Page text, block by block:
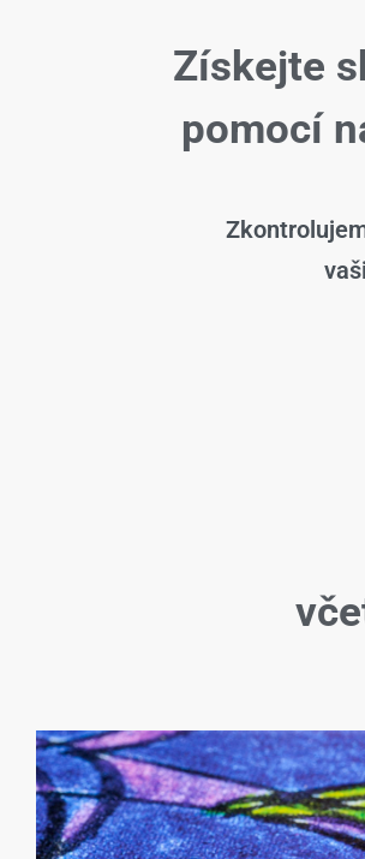
Získejte
pomocí